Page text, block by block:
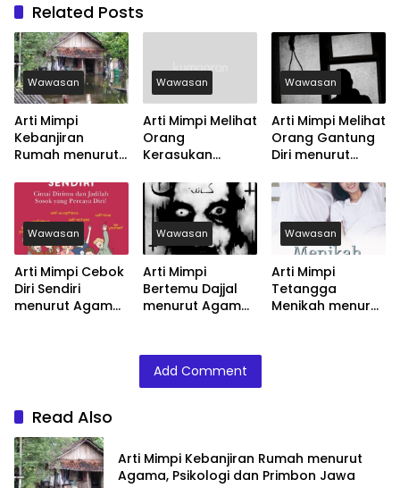
Related Posts
Wawasan
Arti Mimpi
Kebanjiran
Rumah menurut
dan Primbon
Jawa
Wawasan
Arti Mimpi Melihat
Orang
Kerasukan
Psikologi dan
Primbon Jawa
Wawasan
Arti Mimpi Melihat
Orang Gantung
Diri menurut
dan Primbon
Jawa
Wawasan
Arti Mimpi Cebok
Diri Sendiri
menurut Agama,
Wawasan
Arti Mimpi
Bertemu Dajjal
menurut Agama,
Wawasan
Arti Mimpi
Tetangga
Menikah menurut
Add Comment
Read Also
Arti Mimpi Kebanjiran Rumah menurut
Agama, Psikologi dan Primbon Jawa